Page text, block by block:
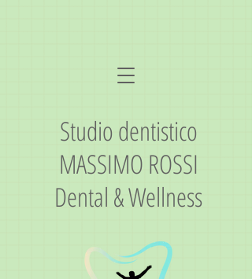
Studio dentistico
MASSIMO ROSSI
Dental & Wellness